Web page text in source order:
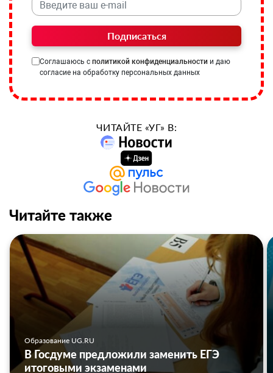
Подписаться
Соглашаюсь с политикой конфиденциальности и даю
согласие на обработку персональных данных
ЧИТАЙТЕ «УГ» В:
Читайте также
Образование UG.RU
В Госдуме предложили заменить ЕГЭ
итоговыми экзаменами